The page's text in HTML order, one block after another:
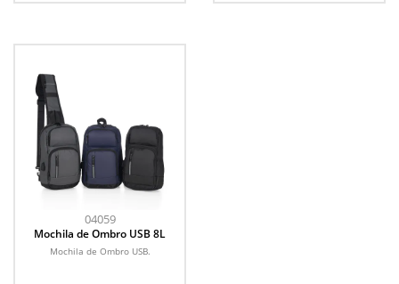
04059
Mochila de Ombro USB 8L
Mochila de Ombro USB.